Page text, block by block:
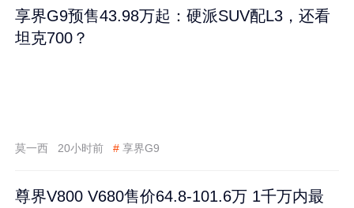
享界G9预售43.98万起：硬派SUV配L3，还看
坦克700？
莫一西 20小时前 # 享界G9
尊界V800 V680售价64.8-101.6万 1千万内最